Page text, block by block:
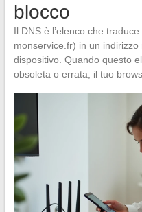
blocco
Il DNS è l’elenco che
monservice.fr) in un
dispositivo. Quando questo
obsoleta o errata, il tuo